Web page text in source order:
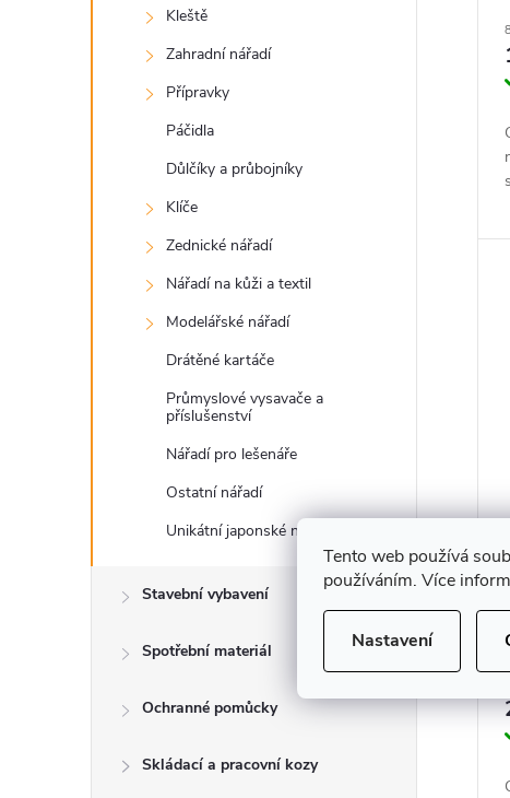
Tento web používá
používáním. Více
Nastavení
Kleště
Zahradní nářadí
Přípravky
Páčidla
Důlčíky a průbojníky
Klíče
Zednické nářadí
Nářadí na kůži a textil
Modelářské nářadí
Drátěné kartáče
Průmyslové vysavače a
příslušenství
Nářadí pro lešenáře
Ostatní nářadí
Unikátní japonské nářadí
Stavební vybavení
Spotřební materiál
Ochranné pomůcky
Skládací a pracovní kozy